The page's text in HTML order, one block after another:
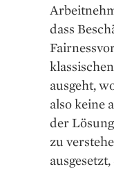
dass
ausgeht,
also keine
der
zu